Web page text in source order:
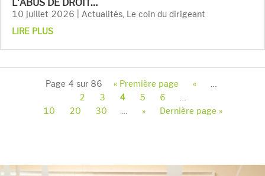
L'ABUS DE DROIT…
10 juillet 2026 Actualités
Le coin du dirigeant
LIRE PLUS
Page 4 sur 86 « Première page «
2
3 4 5 6
10
20 30 » Dernière page »